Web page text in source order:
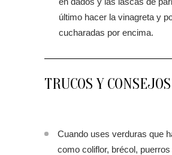
último hacer la vinagreta y
cucharadas por encima.
TRUCOS Y CONSEJOS
Cuando uses verduras que
como coliflor, brécol, puerros